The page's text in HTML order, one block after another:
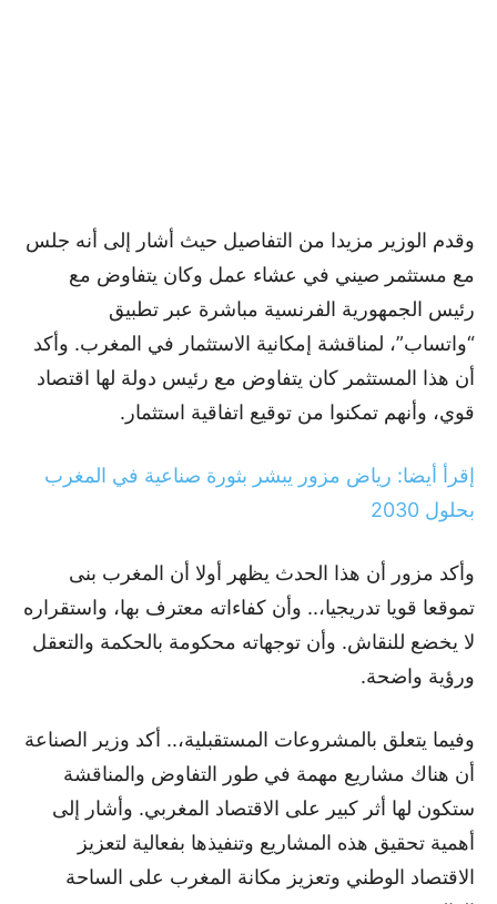
وقدم الوزير مزيدا من التفاصيل حيث أشار إلى أنه جلس
مع مستثمر صيني في عشاء عمل وكان يتفاوض مع
رئيس الجمهورية الفرنسية مباشرة عبر تطبيق
“واتساب”، لمناقشة إمكانية الاستثمار في المغرب. وأكد
أن هذا المستثمر كان يتفاوض مع رئيس دولة لها اقتصاد
قوي، وأنهم تمكنوا من توقيع اتفاقية استثمار.
إقرأ أيضا: رياض مزور يبشر بثورة صناعية في المغرب
بحلول 2030
وأكد مزور أن هذا الحدث يظهر أولا أن المغرب بنى
تموقعا قويا تدريجيا،.. وأن كفاءاته معترف بها، واستقراره
لا يخضع للنقاش. وأن توجهاته محكومة بالحكمة والتعقل
ورؤية واضحة.
وفيما يتعلق بالمشروعات المستقبلية،.. أكد وزير الصناعة
أن هناك مشاريع مهمة في طور التفاوض والمناقشة
ستكون لها أثر كبير على الاقتصاد المغربي. وأشار إلى
أهمية تحقيق هذه المشاريع وتنفيذها بفعالية لتعزيز
الاقتصاد الوطني وتعزيز مكانة المغرب على الساحة